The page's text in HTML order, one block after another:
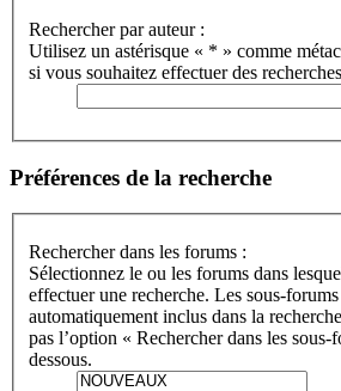
Rechercher par auteur :
Utilisez un astérisque « * » comme
si vous souhaitez effectuer des
Préférences de la recherche
Rechercher dans les forums :
Sélectionnez le ou les forums dans
effectuer une recherche. Les sous-
automatiquement inclus dans la
pas l’option « Rechercher dans les
dessous.